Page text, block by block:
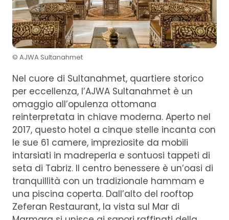
© AJWA Sultanahmet
Nel cuore di Sultanahmet, quartiere storico
per eccellenza, l’AJWA Sultanahmet è un
omaggio all’opulenza ottomana
reinterpretata in chiave moderna. Aperto nel
2017, questo hotel a cinque stelle incanta con
le sue 61 camere, impreziosite da mobili
intarsiati in madreperla e sontuosi tappeti di
seta di Tabriz. Il centro benessere è un’oasi di
tranquillità con un tradizionale hammam e
una piscina coperta. Dall’alto del rooftop
Zeferan Restaurant, la vista sul Mar di